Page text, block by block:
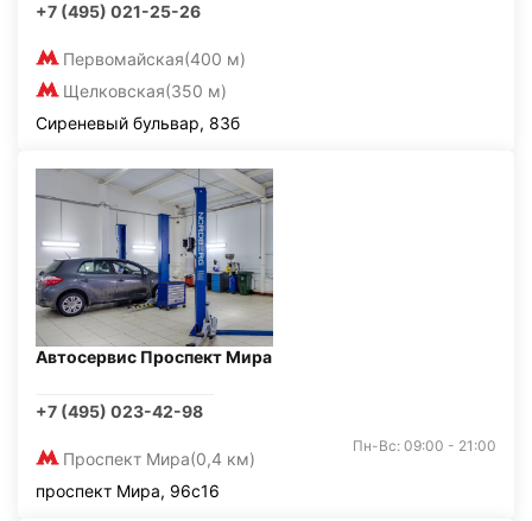
+7 (495) 021-25-26
Первомайская(400 м)
Щелковская(350 м)
Сиреневый бульвар, 83б
Автосервис Проспект Мира
+7 (495) 023-42-98
Проспект Мира(0,4 км)
Пн-Вс: 09:00 - 21:00
проспект Мира, 96с16